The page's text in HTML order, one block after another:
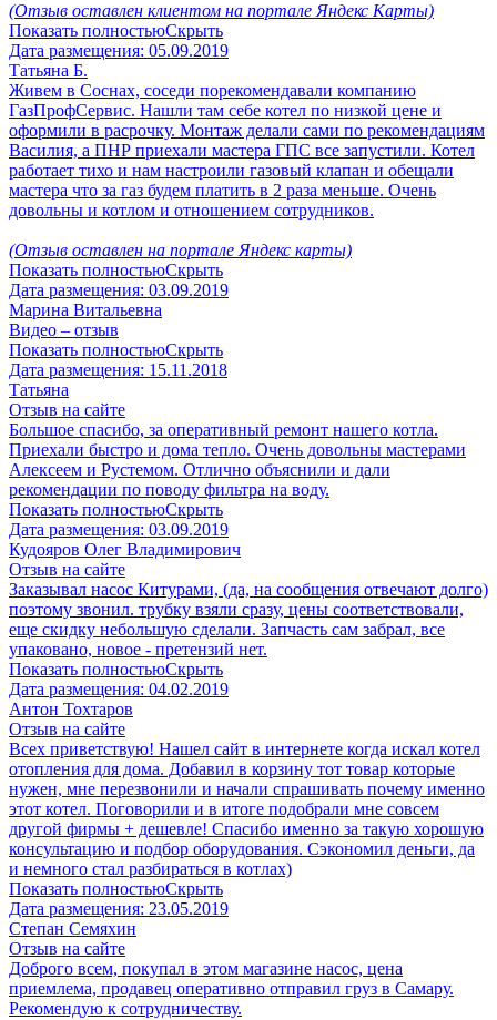
(Отзыв оставлен клиентом на портале Яндекс Карты)
Показать полностьюСкрыть
Дата размещения: 05.09.2019
Татьяна Б.
Живем в Соснах, соседи порекомендавали компанию
ГазПрофСервис. Нашли там себе котел по низкой цене и
оформили в расрочку. Монтаж делали сами по рекомендациям
Василия, а ПНР приехали мастера ГПС все запустили. Котел
работает тихо и нам настроили газовый клапан и обещали
мастера что за газ будем платить в 2 раза меньше. Очень
довольны и котлом и отношением сотрудников.
(Отзыв оставлен на портале Яндекс карты)
Показать полностьюСкрыть
Дата размещения: 03.09.2019
Марина Витальевна
Видео – отзыв
Показать полностьюСкрыть
Дата размещения: 15.11.2018
Татьяна
Отзыв на сайте
Большое спасибо, за оперативный ремонт нашего котла.
Приехали быстро и дома тепло. Очень довольны мастерами
Алексеем и Рустемом. Отлично объяснили и дали
рекомендации по поводу фильтра на воду.
Показать полностьюСкрыть
Дата размещения: 03.09.2019
Кудояров Олег Владимирович
Отзыв на сайте
Заказывал насос Китурами, (да, на сообщения отвечают долго)
поэтому звонил. трубку взяли сразу, цены соответствовали,
еще скидку небольшую сделали. Запчасть сам забрал, все
упаковано, новое - претензий нет.
Показать полностьюСкрыть
Дата размещения: 04.02.2019
Антон Тохтаров
Отзыв на сайте
Всех приветствую! Нашел сайт в интернете когда искал котел
отопления для дома. Добавил в корзину тот товар которые
нужен, мне перезвонили и начали спрашивать почему именно
этот котел. Поговорили и в итоге подобрали мне совсем
другой фирмы + дешевле! Спасибо именно за такую хорошую
консультацию и подбор оборудования. Сэкономил деньги, да
и немного стал разбираться в котлах)
Показать полностьюСкрыть
Дата размещения: 23.05.2019
Степан Семяхин
Отзыв на сайте
Доброго всем, покупал в этом магазине насос, цена
приемлема, продавец оперативно отправил груз в Самару.
Рекомендую к сотрудничеству.